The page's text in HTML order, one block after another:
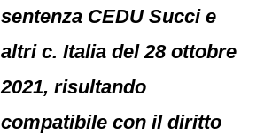
sentenza CEDU Succi e
altri c. Italia del 28 ottobre
2021, risultando
compatibile con il diritto